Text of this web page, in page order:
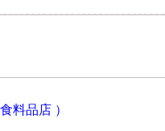
料品店 ）